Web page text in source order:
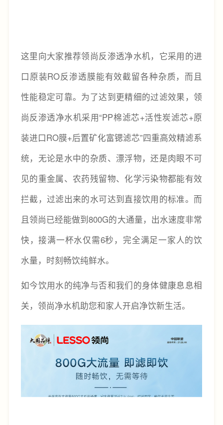
这里向大家推荐领尚反渗透净水机，它采用的进
口原装RO反渗透膜能有效截留各种杂质，而且
性能稳定可靠。为了达到更精细的过滤效果，领
尚反渗透净水机采用“PP棉滤芯+活性炭滤芯+原
装进口RO膜+后置矿化富锶滤芯”四重高效精滤系
统，无论是水中的杂质、漂浮物，还是肉眼不可
见的重金属、农药残留物、化学污染物都能有效
拦截，过滤出来的水可达到直接饮用的标准。而
且领尚已经能做到800G的大通量，出水速度非常
快，接满一杯水仅需6秒，完全满足一家人的饮
水量，时刻畅饮纯鲜水。
如今饮用水的纯净与否和我们的身体健康息息相
关，领尚净水机助您和家人开启净饮新生活。